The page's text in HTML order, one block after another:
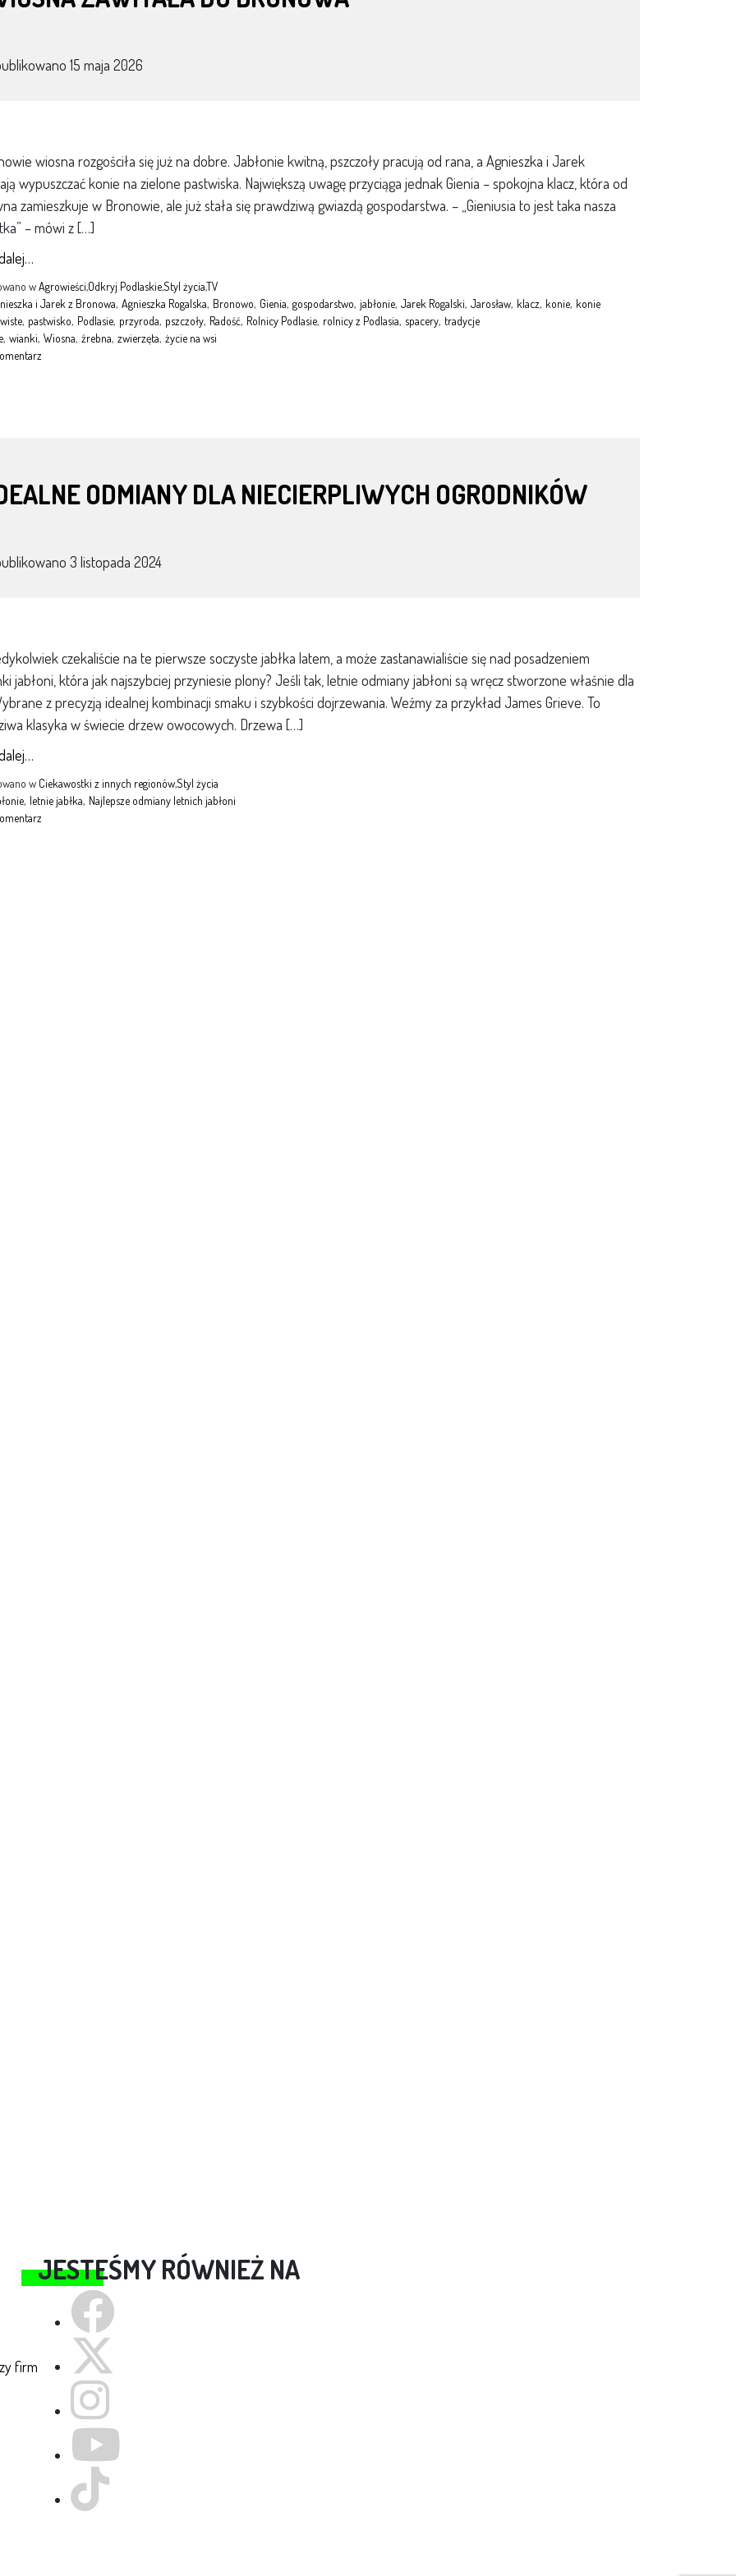
15 maja 2026
wiosna rozgościła się już na dobre. Jabłonie kwitną, pszczoły pracują od rana, a Agnieszka i Jarek
wypuszczać konie na zielone pastwiska. Największą uwagę przyciąga jednak Gienia – spokojna klacz, która od
zamieszkuje w Bronowie, ale już stała się prawdziwą gwiazdą gospodarstwa. – „Gieniusia to jest taka nasza
– mówi z […]
wAgrowieści,Odkryj Podlaskie,Styl życia,TV
i Jarek z Bronowa, Agnieszka Rogalska, Bronowo, Gienia, gospodarstwo, jabłonie, Jarek Rogalski, Jarosław, klacz, konie, konie
, pastwisko, Podlasie, przyroda, pszczoły, Radość, Rolnicy Podlasie, rolnicy z Podlasia, spacery, tradycje
, wianki, Wiosna, źrebna, zwierzęta, życie na wsi
ODMIANY DLA NIECIERPLIWYCH OGRODNIKÓW
3 listopada 2024
czekaliście na te pierwsze soczyste jabłka latem, a może zastanawialiście się nad posadzeniem
jabłoni, która jak najszybciej przyniesie plony? Jeśli tak, letnie odmiany jabłoni są wręcz stworzone właśnie dla
z precyzją idealnej kombinacji smaku i szybkości dojrzewania. Weźmy za przykład James Grieve. To
klasyka w świecie drzew owocowych. Drzewa […]
w Ciekawostki z innych regionów,Styl życia
, letnie jabłka, Najlepsze odmiany letnich jabłoni
firm
JESTEŚMY RÓWNIEŻ NA